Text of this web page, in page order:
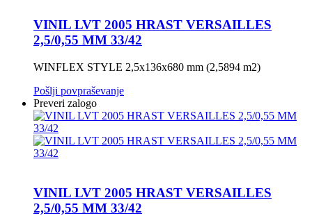
VINIL LVT 2005 HRAST VERSAILLES
2,5/0,55 MM 33/42
WINFLEX STYLE 2,5x136x680 mm (2,5894 m2)
Pošlji povpraševanje
Preveri zalogo
VINIL LVT 2005 HRAST VERSAILLES
2,5/0,55 MM 33/42